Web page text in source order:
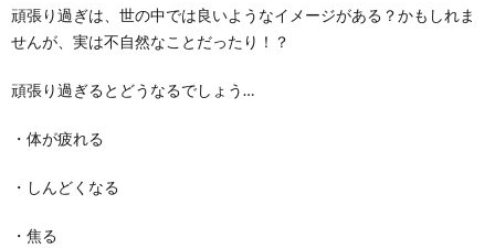
頑張り過ぎは、世の中では良いようなイメージがある？かもしれま
せんが、実は不自然なことだったり！？
頑張り過ぎるとどうなるでしょう…
・体が疲れる
・しんどくなる
・焦る